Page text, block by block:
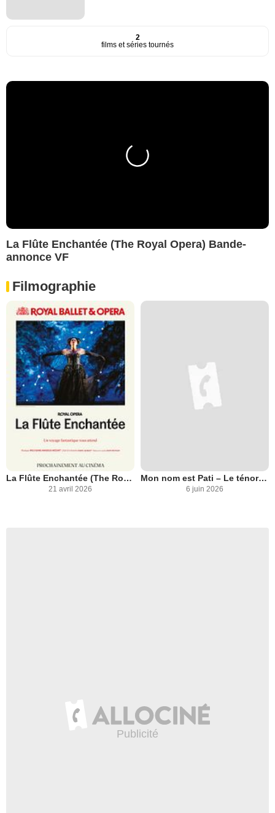
2
films et séries tournés
La Flûte Enchantée (The Royal Opera) Bande-
annonce VF
Filmographie
La Flûte Enchantée (The Royal Opera)
21 avril 2026
Mon nom est Pati – Le ténor Pati
6 juin 2026